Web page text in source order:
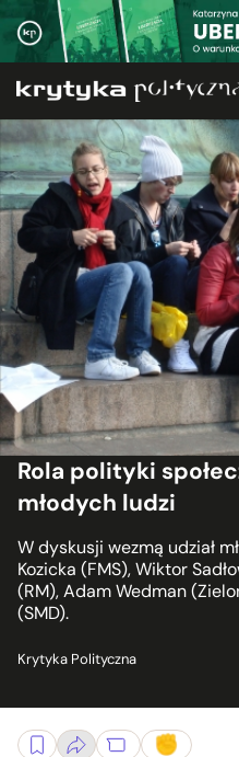
Rola polityki
młodych ludzi
W dyskusji wezmą udział
Kozicka (FMS), Wiktor
(RM), Adam Wedman
(SMD).
Krytyka Polityczna